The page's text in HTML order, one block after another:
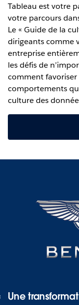
Tableau est votre
votre parcours
Le « Guide de la
dirigeants comme
entreprise
les défis de
comment favoriser
comportements
culture des
Une